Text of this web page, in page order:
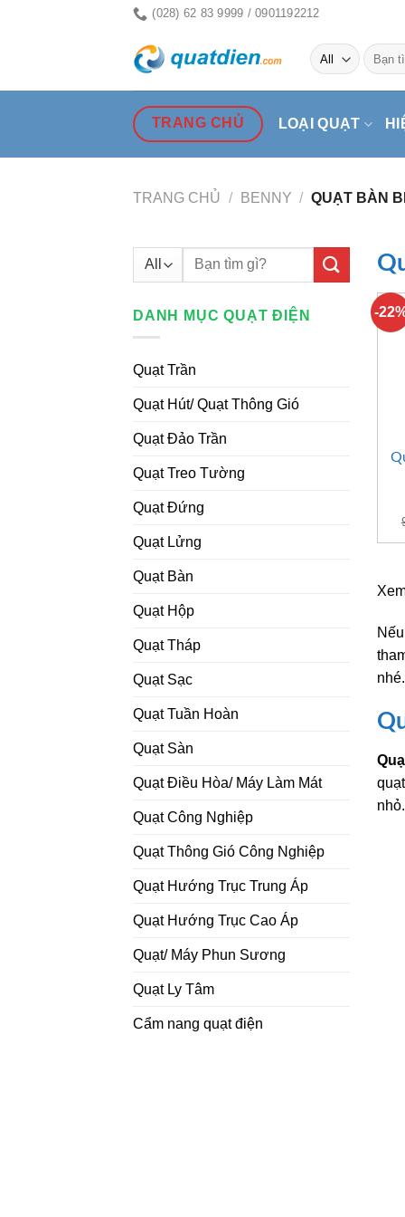
(028) 62 83 9999 / 0901192212
Tìm
kiếm:
TRANG CHỦ LOẠI QUẠT
TRANG CHỦ / BENNY / QUẠT BÀN
Tìm
DANH MỤC QUẠT ĐIỆN
Quạt Trần
Quạt Hút/ Quạt Thông Gió
Quạt Đảo Trần
Quạt Treo Tường
Quạt Đứng
Quạt Lửng
Quạt Bàn
Quạt Hộp
Quạt Tháp
Quạt Sạc
Quạt Tuần Hoàn
Quạt Sàn
Quạt Điều Hòa/ Máy Làm Mát
Quạt Công Nghiệp
Quạt Thông Gió Công Nghiệp
Quạt Hướng Trục Trung Áp
Quạt Hướng Trục Cao Áp
Quạt/ Máy Phun Sương
Quạt Ly Tâm
Cẩm nang quạt điện
-
nhé.
nhỏ.